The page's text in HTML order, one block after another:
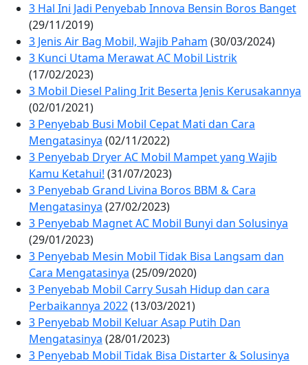
3 Hal Ini Jadi Penyebab Innova Bensin Boros Banget
(29/11/2019)
3 Jenis Air Bag Mobil, Wajib Paham (30/03/2024)
3 Kunci Utama Merawat AC Mobil Listrik
(17/02/2023)
3 Mobil Diesel Paling Irit Beserta Jenis Kerusakannya
(02/01/2021)
3 Penyebab Busi Mobil Cepat Mati dan Cara
Mengatasinya (02/11/2022)
3 Penyebab Dryer AC Mobil Mampet yang Wajib
Kamu Ketahui! (31/07/2023)
3 Penyebab Grand Livina Boros BBM & Cara
Mengatasinya (27/02/2023)
3 Penyebab Magnet AC Mobil Bunyi dan Solusinya
(29/01/2023)
3 Penyebab Mesin Mobil Tidak Bisa Langsam dan
Cara Mengatasinya (25/09/2020)
3 Penyebab Mobil Carry Susah Hidup dan cara
Perbaikannya 2022(13/03/2021)
3 Penyebab Mobil Keluar Asap Putih Dan
Mengatasinya (28/01/2023)
3 Penyebab Mobil Tidak Bisa Distarter & Solusinya